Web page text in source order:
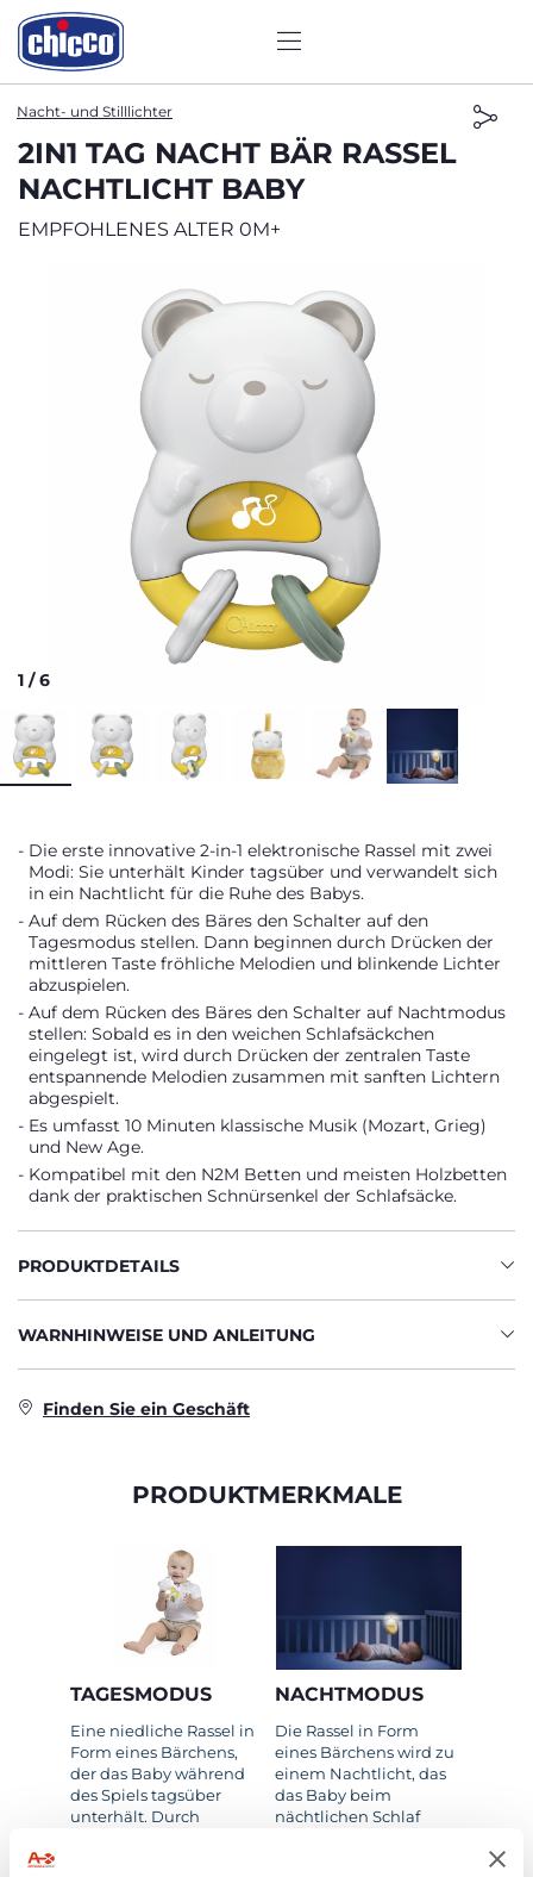
Nacht- und Stilllichter
2IN1 TAG NACHT BÄR RASSEL
NACHTLICHT BABY
EMPFOHLENES ALTER 0M+
1 /6
Die erste innovative 2-in-1 elektronische Rassel mit zwei
Modi: Sie unterhält Kinder tagsüber und verwandelt sich
in ein Nachtlicht für die Ruhe des Babys.
Auf dem Rücken des Bäres den Schalter auf den
Tagesmodus stellen. Dann beginnen durch Drücken der
mittleren Taste fröhliche Melodien und blinkende Lichter
abzuspielen.
Auf dem Rücken des Bäres den Schalter auf Nachtmodus
stellen: Sobald es in den weichen Schlafsäckchen
eingelegt ist, wird durch Drücken der zentralen Taste
entspannende Melodien zusammen mit sanften Lichtern
abgespielt.
Es umfasst 10 Minuten klassische Musik (Mozart, Grieg)
und New Age.
Kompatibel mit den N2M Betten und meisten Holzbetten
dank der praktischen Schnürsenkel der Schlafsäcke.
PRODUKTDETAILS
WARNHINWEISE UND ANLEITUNG
Finden Sie ein Geschäft
PRODUKTMERKMALE
TAGESMODUS
Eine niedliche Rassel in
Form eines Bärchens,
der das Baby während
des Spiels tagsüber
unterhält. Durch
NACHTMODUS
Die Rassel in Form
eines Bärchens wird zu
einem Nachtlicht, das
das Baby beim
nächtlichen Schlaf